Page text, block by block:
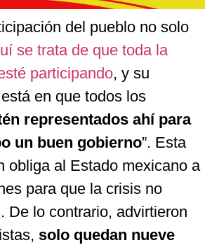
del pueblo no solo
se trata de que toda la
participando, y su
en que todos los
representados ahí para
un buen gobierno”. Esta
obliga al Estado mexicano a
para que la crisis no
De lo contrario, advirtieron
solo quedan nueve